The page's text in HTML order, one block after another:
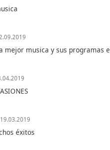
musica y sus programas
19.03.2019
éxitos